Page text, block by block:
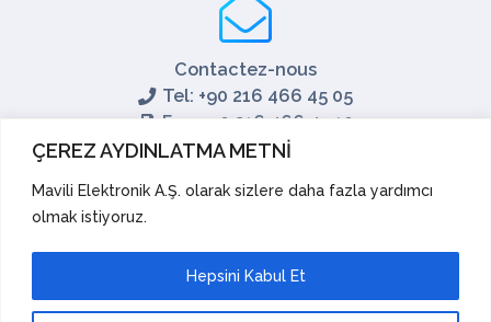
ÇEREZ AYDINLATMA METNİ
Mavili Elektronik A.Ş. olarak sizlere daha fazla yardımcı
olmak istiyoruz.
Hepsini Kabul Et
Contactez-nous
Tel: +90 216 466 45 05
Fax: +90 216 466 45 10
export@mavili.com.tr
Soutien aux ventes
Soutien technique
Académie
Suggestions et réclamations